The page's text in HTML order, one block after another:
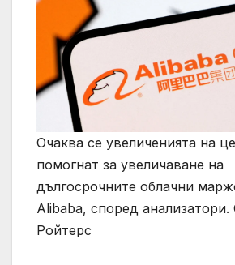
Очаква се увеличенията на
помогнат за увеличаване на
дългосрочните облачни
Alibaba, според анализатори.
Ройтерс